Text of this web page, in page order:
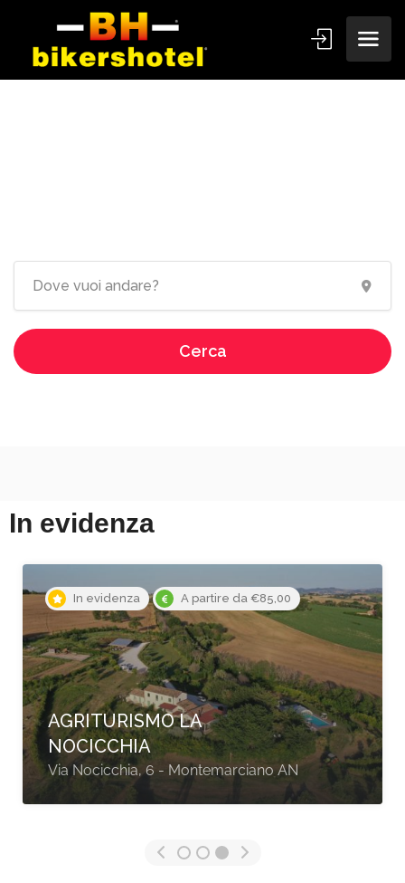
Cerca
In evidenza
In evidenza
HOTEL ORRI’
Via Monsignor Virgilio, 72, Tortolì NU